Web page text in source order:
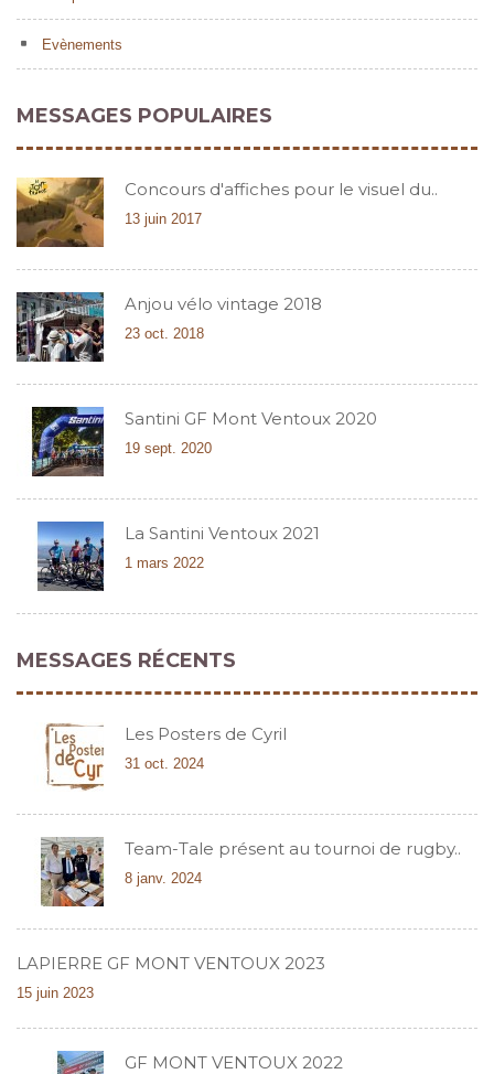
Evènements
MESSAGES POPULAIRES
Concours d'affiches pour le visuel du..
13 juin 2017
Anjou vélo vintage 2018
23 oct. 2018
Santini GF Mont Ventoux 2020
19 sept. 2020
La Santini Ventoux 2021
1 mars 2022
MESSAGES RÉCENTS
Les Posters de Cyril
31 oct. 2024
Team-Tale présent au tournoi de rugby..
8 janv. 2024
LAPIERRE GF MONT VENTOUX 2023
15 juin 2023
GF MONT VENTOUX 2022